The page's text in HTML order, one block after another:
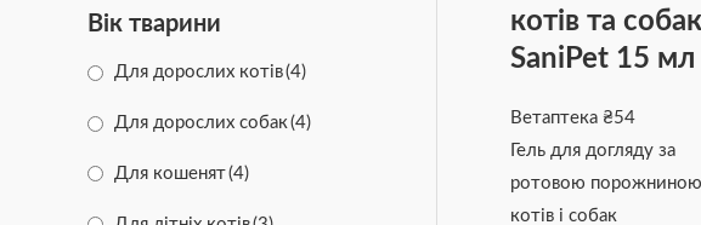
Вік тварини
Для дорослих котів(4)
Для дорослих собак(4)
Для кошенят(4)
котів та собак
SaniPet 15 мл
Ветаптека ₴54
Гель для догляду за
ротовою порожниною
котів і собак